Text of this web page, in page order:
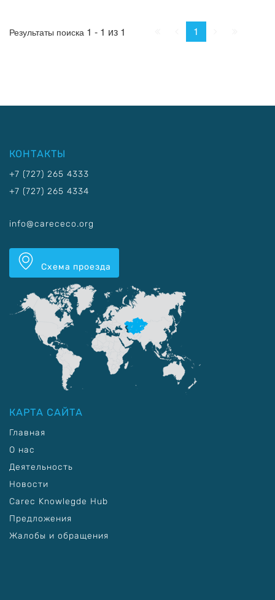
Результаты поиска 1 - 1 из 1 Пред.
1
КОНТАКТЫ
+7 (727) 265 4333
+7 (727) 265 4334
info@carececo.org
Схема проезда
КАРТА САЙТА
Главная
О нас
Деятельность
Новости
Carec Knowlegde Hub
Предложения
Жалобы и обращения